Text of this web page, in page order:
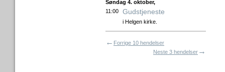
Søndag 4. oktober,
11:00
Gudstjeneste
i Helgen kirke.
← Forrige 10 hendelser
Neste 3 hendelser →